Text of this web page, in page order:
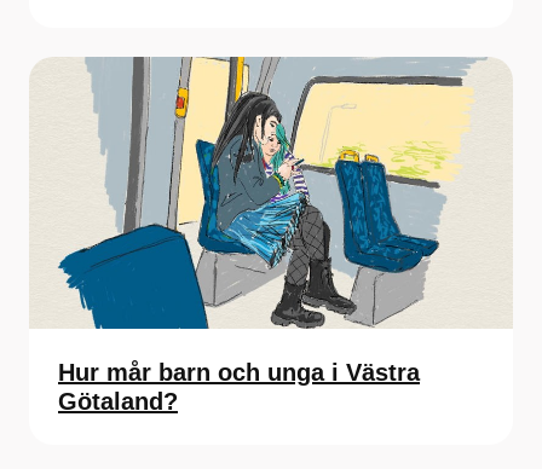
Hur mår barn och unga i Västra
Götaland?